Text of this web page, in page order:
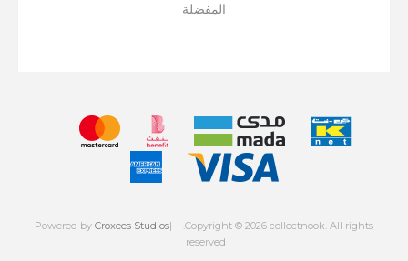
المفضلة
Powered by Croxees Studios
.Copyright © 2026 collectnook. All rights
reserved